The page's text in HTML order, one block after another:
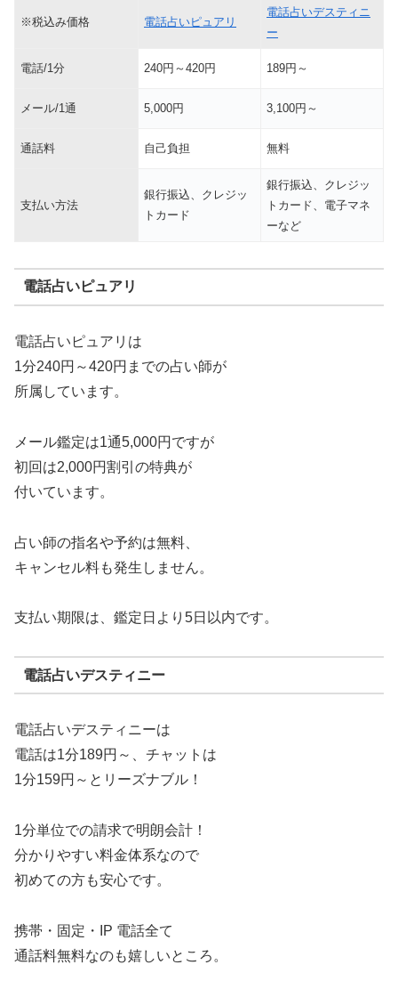
※税込み価格 電話占いピュアリ
電話占いデスティニ
ー
電話/1分 240円～420円 189円～
メール/1通 5,000円 3,100円～
通話料 自己負担 無料
支払い方法
銀行振込、クレジッ
トカード
銀行振込、クレジッ
トカード、電子マネ
ーなど
電話占いピュアリ
電話占いピュアリは
1分240円～420円までの占い師が
所属しています。
メール鑑定は1通5,000円ですが
初回は2,000円割引の特典が
付いています。
占い師の指名や予約は無料、
キャンセル料も発生しません。
支払い期限は、鑑定日より5日以内です。
電話占いデスティニー
電話占いデスティニーは
電話は1分189円～、チャットは
1分159円～とリーズナブル！
1分単位での請求で明朗会計！
分かりやすい料金体系なので
初めての方も安心です。
携帯・固定・IP 電話全て
通話料無料なのも嬉しいところ。